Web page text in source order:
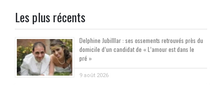
Les plus récents
Delphine Jubilllar : ses ossements retrouvés près du
domicile d’un candidat de « L’amour est dans le
pré »
9 août 2026